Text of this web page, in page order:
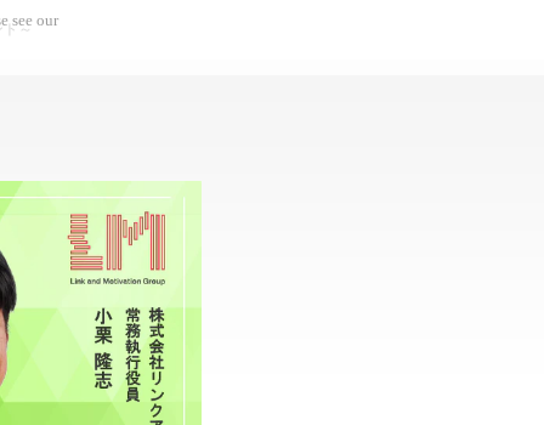
～
see our